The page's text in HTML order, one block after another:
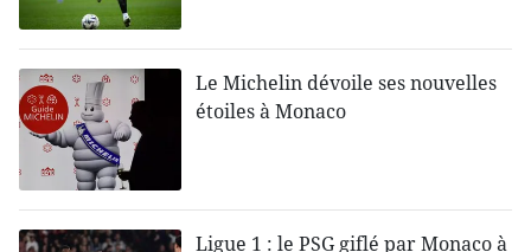
Le Michelin dévoile ses nouvelles
étoiles à Monaco
Ligue 1 : le PSG giflé par Monaco à